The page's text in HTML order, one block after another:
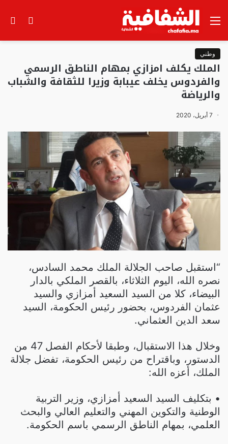
الوضع
القائمة
وطني
الملك يكلف امزازي بمهام الناطق الرسمي
والفردوس يخلف عيبابة وزيرا للثقافة والشباب
والرياضة
7 أبريل، 2020
“استقبل صاحب الجلالة الملك محمد السادس،
نصره الله، اليوم الثلاثاء، بالقصر الملكي بالدار
البيضاء، كلا من السيد السعيد أمزازي والسيد
عثمان الفردوس، بحضور رئيس الحكومة، السيد
سعد الدين العثماني.
وخلال هذا الاستقبال، وطبقا لأحكام الفصل 47 من
الدستور، وباقتراح من رئيس الحكومة، تفضل جلالة
الملك، أعزه الله:
• بتكليف السيد السعيد أمزازي، وزير التربية
الوطنية والتكوين المهني والتعليم العالي والبحث
العلمي، بمهام الناطق الرسمي باسم الحكومة.